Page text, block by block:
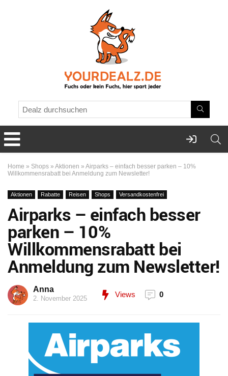
Home » Shops » Aktionen » Airparks – einfach besser parken – 10%
Willkommensrabatt bei Anmeldung zum Newsletter!
Aktionen Rabatte Reisen Shops Versandkostenfrei
Airparks – einfach besser
parken – 10%
Willkommensrabatt bei
Anmeldung zum Newsletter!
Anna
2. November 2025 Views 0